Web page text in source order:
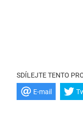
SDÍLEJTE TENTO
E-mail